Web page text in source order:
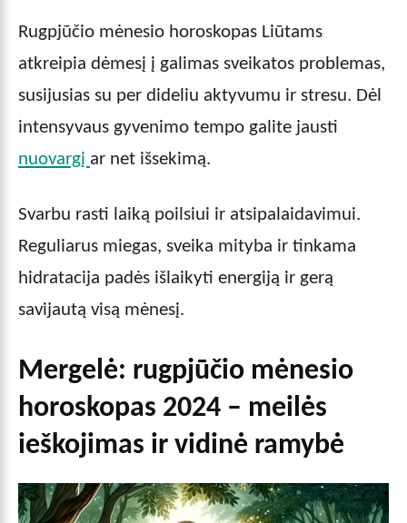
Rugpjūčio mėnesio horoskopas Liūtams
atkreipia dėmesį į galimas sveikatos problemas,
susijusias su per dideliu aktyvumu ir stresu. Dėl
intensyvaus gyvenimo tempo galite jausti
nuovargį ar net išsekimą.
Svarbu rasti laiką poilsiui ir atsipalaidavimui.
Reguliarus miegas, sveika mityba ir tinkama
hidratacija padės išlaikyti energiją ir gerą
savijautą visą mėnesį.
Mergelė: rugpjūčio mėnesio
horoskopas 2024 – meilės
ieškojimas ir vidinė ramybė